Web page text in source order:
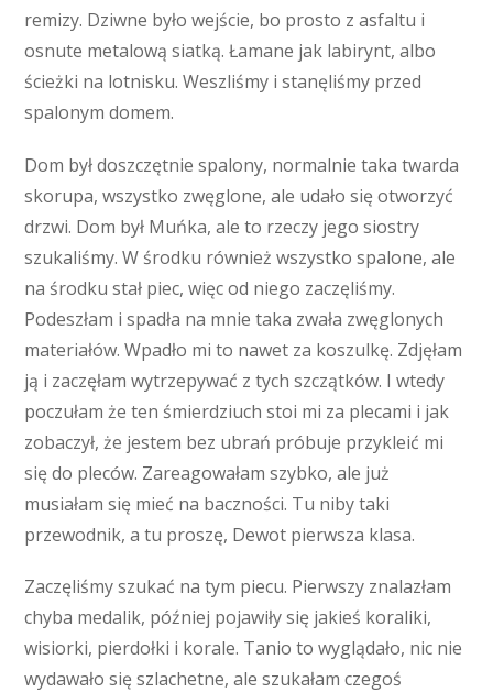
remizy. Dziwne było wejście, bo prosto z asfaltu i
osnute metalową siatką. Łamane jak labirynt, albo
ścieżki na lotnisku. Weszliśmy i stanęliśmy przed
spalonym domem.
Dom był doszczętnie spalony, normalnie taka twarda
skorupa, wszystko zwęglone, ale udało się otworzyć
drzwi. Dom był Muńka, ale to rzeczy jego siostry
szukaliśmy. W środku również wszystko spalone, ale
na środku stał piec, więc od niego zaczęliśmy.
Podeszłam i spadła na mnie taka zwała zwęglonych
materiałów. Wpadło mi to nawet za koszulkę. Zdjęłam
ją i zaczęłam wytrzepywać z tych szczątków. I wtedy
poczułam że ten śmierdziuch stoi mi za plecami i jak
zobaczył, że jestem bez ubrań próbuje przykleić mi
się do pleców. Zareagowałam szybko, ale już
musiałam się mieć na baczności. Tu niby taki
przewodnik, a tu proszę, Dewot pierwsza klasa.
Zaczęliśmy szukać na tym piecu. Pierwszy znalazłam
chyba medalik, później pojawiły się jakieś koraliki,
wisiorki, pierdołki i korale. Tanio to wyglądało, nic nie
wydawało się szlachetne, ale szukałam czegoś